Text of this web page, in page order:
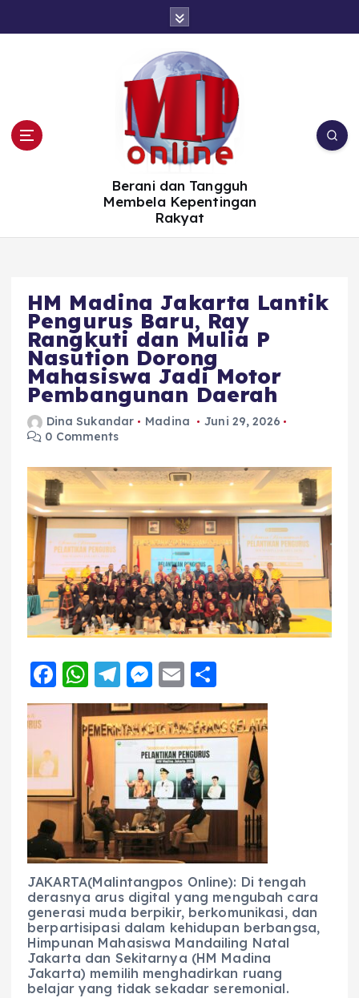
Berani dan Tangguh
Membela Kepentingan
Rakyat
HM Madina Jakarta Lantik
Pengurus Baru, Ray
Rangkuti dan Mulia P
Nasution Dorong
Mahasiswa Jadi Motor
Pembangunan Daerah
Dina Sukandar Madina
Juni 29, 2026
0 Comments
F
a
e
b
o
o
k
W
h
a
ts
A
p
p
T
el
e
g
r
a
m
M
e
ss
e
n
g
er
E
m
ai
l
h
a
re
JAKARTA(Malintangpos Online): Di tengah
derasnya arus digital yang mengubah cara
generasi muda berpikir, berkomunikasi, dan
berpartisipasi dalam kehidupan berbangsa,
Himpunan Mahasiswa Mandailing Natal
Jakarta dan Sekitarnya (HM Madina
Jakarta) memilih menghadirkan ruang
belajar yang tidak sekadar seremonial.